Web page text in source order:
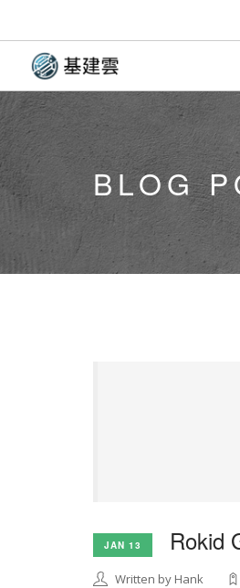
BLOG
JAN 13 Rokid
Written by Hank